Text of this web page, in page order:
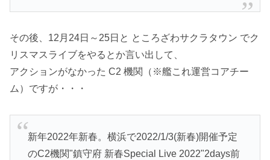
その後、12月24日～25日と ところざわサクラタウン でク
リスマスライブをやるとか言い出して、
アクションがなかった C2 機関（※艦これ運営コアチー
ム）ですが・・・
新年2022年新春。横浜で2022/1/3(新春)開催予定
のC2機関"鎮守府 新春Special Live 2022"2days前